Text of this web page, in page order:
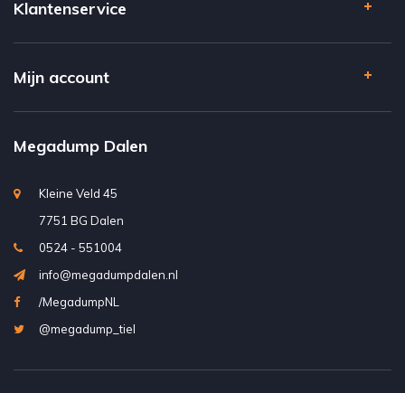
Klantenservice
Mijn account
Megadump Dalen
Kleine Veld 45
7751 BG Dalen
0524 - 551004
info@megadumpdalen.nl
/MegadumpNL
@megadump_tiel